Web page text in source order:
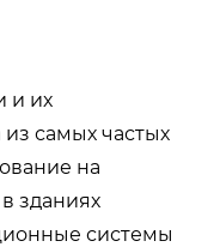
и их
самых частых
на
зданиях
системы